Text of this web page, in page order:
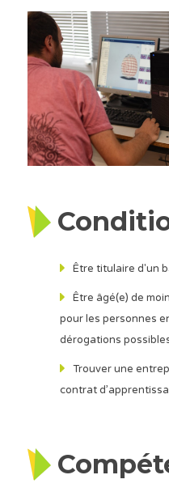
Être titulaire d'un
Être âgé(e) de
pour les personnes
dérogations
Trouver une
contrat